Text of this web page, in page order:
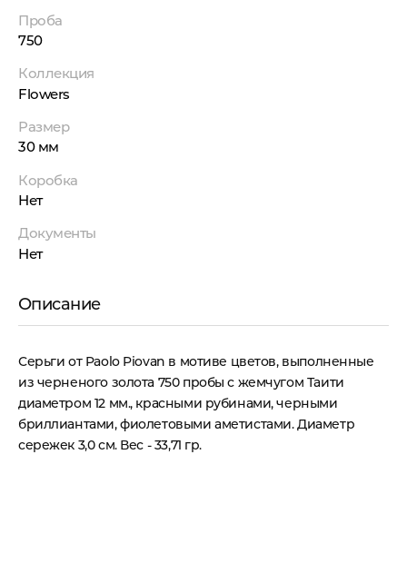
Проба
750
Коллекция
Flowers
Размер
30 мм
Коробка
Нет
Документы
Нет
Описание
Серьги от Paolo Piovan в мотиве цветов, выполненные
из черненого золота 750 пробы с жемчугом Таити
диаметром 12 мм., красными рубинами, черными
бриллиантами, фиолетовыми аметистами. Диаметр
сережек 3,0 см. Вес - 33,71 гр.